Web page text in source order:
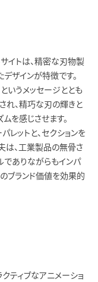
イトは、精密な刃物製
ザインが特徴です。
いうメッセージととも
れ、精巧な刃の輝きと
を感じさせます。
レットと、セクションを
は、工業製品の無骨さ
でありながらもインパ
ブランド価値を効果的
ティブなアニメーショ